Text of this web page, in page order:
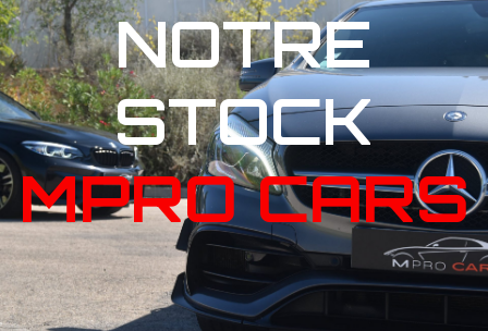
NOTRE
STOCK
MPRO CARS